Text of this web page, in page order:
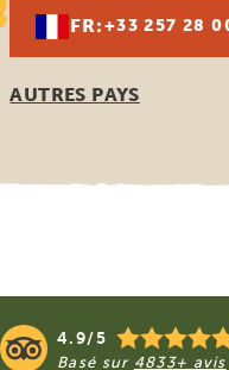
FR:+33 257 28
AUTRES PAYS
4.9/5
Basé sur 4833+ avis